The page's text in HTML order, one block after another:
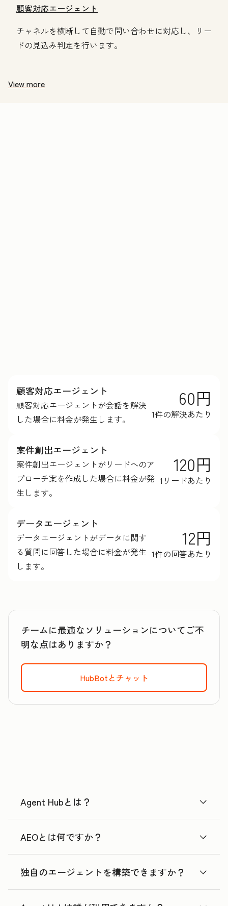
顧客対応エージェント
チャネルを横断して自動で問い合わせに対応し、リー
ドの見込み判定を行います。
View more
顧客対応エージェント
顧客対応エージェントが会話を解決
した場合に料金が発生します。
60円
1件の解決あたり
案件創出エージェント
案件創出エージェントがリードへのア
プローチ案を作成した場合に料金が発
生します。
120円
1リードあたり
データエージェント
データエージェントがデータに関す
る質問に回答した場合に料金が発生
します。
12円
1件の回答あたり
チームに最適なソリューションについてご不
明な点はありますか？
HubBotとチャット
Agent Hubとは？
AEOとは何ですか？
独自のエージェントを構築できますか？